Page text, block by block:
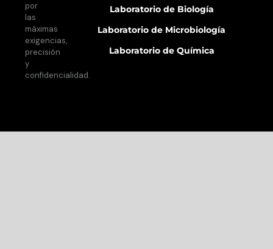
por
las
máximas
exigencias,
precisión
y
confidencialidad.
Laboratorio de Biología
Laboratorio de Microbiología
Laboratorio de Química